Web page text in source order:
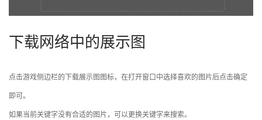
下载网络中的展示图
点击游戏侧边栏的下载展示图图标，在打开窗口中选择喜欢的图片后点击确定
即可。
如果当前关键字没有合适的图片，可以更换关键字来搜索。